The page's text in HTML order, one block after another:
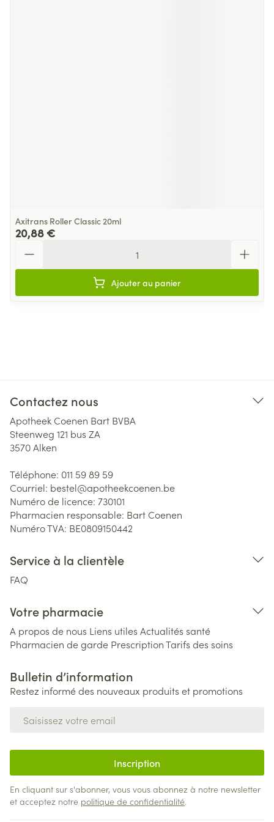
Axitrans Roller Classic 20ml
20,88 €
Ajouter au panier
Contactez nous
Apotheek Coenen Bart BVBA
Steenweg 121 bus ZA
3570Alken
Téléphone: 011 59 89 59
Courriel: bestel@apotheekcoenen.be
Numéro de licence: 730101
Pharmacien responsable: Bart Coenen
Numéro TVA: BE0809150442
Service à la clientèle
FAQ
Votre pharmacie
A propos de nous Liens utiles Actualités santé
Pharmacien de garde PrescriptionTarifs des soins
Bulletin d’information
Restez informé des nouveaux produits et promotions
Inscription
En cliquant sur s'abonner, vous vous abonnez à notre newsletter
et acceptez notre politique de confidentialité.